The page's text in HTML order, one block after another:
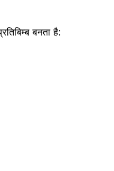
बनता है: